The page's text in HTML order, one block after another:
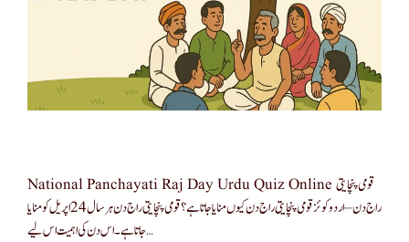
National Panchayati Raj Day Urdu Quiz Online قومی پنچایتی
راج دن – اردو کوئز قومی پنچایتی راج دن کیوں منایا جاتا ہے؟ قومی پنچایتی راج دن ہر سال 24 اپریل کو منایا
جاتا ہے۔ اس دن کی اہمیت اس لیے …